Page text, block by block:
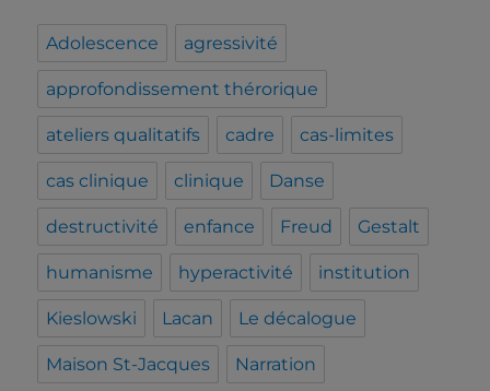
Adolescence agressivité
approfondissement thérorique
ateliers qualitatifs cadre cas-limites
cas clinique clinique Danse
destructivité enfance Freud Gestalt
humanisme hyperactivité institution
Kieslowski Lacan Le décalogue
Maison St-Jacques Narration